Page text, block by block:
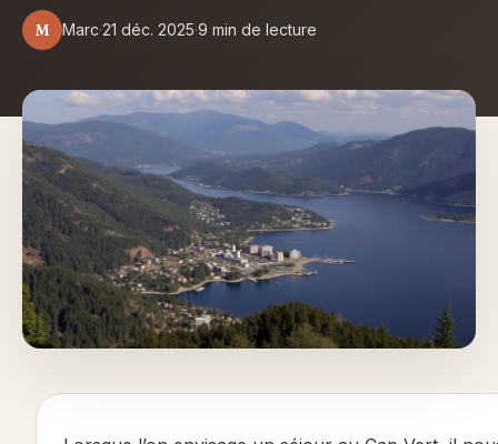
Découvrir le blog
M Marc·21 déc. 2025·9 min de lecture